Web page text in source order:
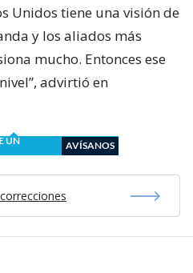
Unidos tiene una visión de
y los aliados más
mucho. Entonces ese
advirtió en
UN
AVÍSANOS